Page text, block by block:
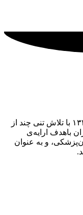
انجمن علمی روان‌پزشکان ایران در سال ۱۳۴۵ با تلاش تنی چند از
باهدف ارایه‌ی
و به عنوان